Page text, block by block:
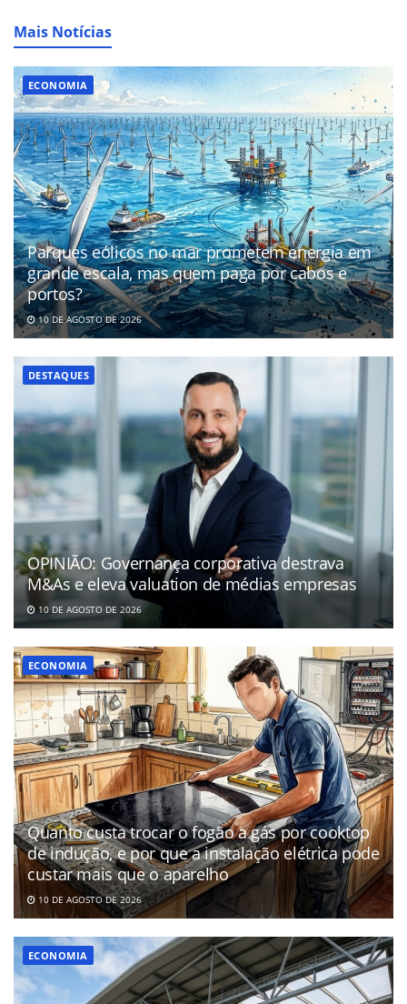
Mais Notícias
ECONOMIA
Parques eólicos no mar prometem energia em
grande escala, mas quem paga por cabos e
portos?
10 DE AGOSTO DE 2026
DESTAQUES
OPINIÃO: Governança corporativa destrava
M&As e eleva valuation de médias empresas
10 DE AGOSTO DE 2026
ECONOMIA
Quanto custa trocar o fogão a gás por cooktop
de indução, e por que a instalação elétrica pode
custar mais que o aparelho
10 DE AGOSTO DE 2026
ECONOMIA